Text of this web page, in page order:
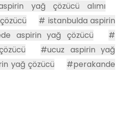
yağ çözücü alımı
# istanbulda aspirin
aspirin yağ çözücü
#
#ucuz aspirin yağ
yağ çözücü
#perakande